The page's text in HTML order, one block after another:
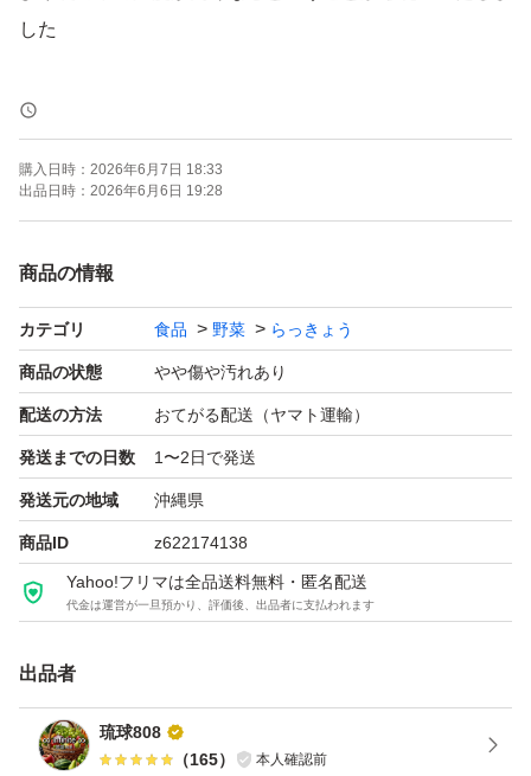
した
※ご希望の方は以前のように袋詰めをし発送いたしますの
でお知らせ下さい
ネコポスでの発送となります
【その他】
1kg 2100円 60サイズ
1.5kg 2700円 60サイズ
3kg 4300円 80サイズ
5kg 6300円 80サイズ
10kg 11800円 100サイズ
（島野菜）で、1〜6月（特に3〜5月）が旬の小ぶりで香
りとピリッとした辛みが強いラッキョウです。シャキシャ
キした食感が特徴で、塩漬けや天ぷら、チャンプルー（炒
購入日時： 2026年6月7日 18:33
出品日時： 2026年6月6日 19:28
商品の情報
カテゴリ 食品 野菜 らっきょう
商品の状態 やや傷や汚れあり
配送の方法 おてがる配送（ヤマト運輸）
発送までの日数 1〜2日で発送
発送元の地域 沖縄県
商品ID z622174138
Yahoo!フリマは全品送料無料・匿名配送
代金は運営が一旦預かり、評価後、出品者に支払われます
出品者
琉球808
（165） 本人確認前